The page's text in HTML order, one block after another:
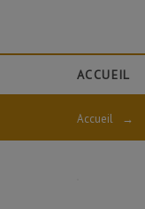
ACCUEIL
Accueil →